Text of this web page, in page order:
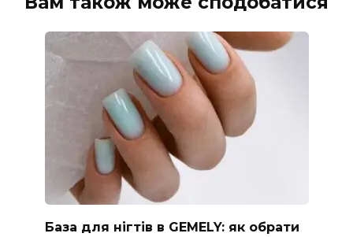
База для нігтів в GEMELY: як обрати